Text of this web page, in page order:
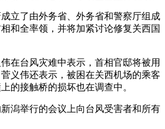
立了由外务省、外务省和警察厅组成
和全率领，并将加紧讨论修复关西国
在台风灾难中表示，首相官邸将被用
义伟还表示，被困在关西机场的乘客
的接触桥的损坏也在调查中。
潟举行的会议上向台风受害者和所有